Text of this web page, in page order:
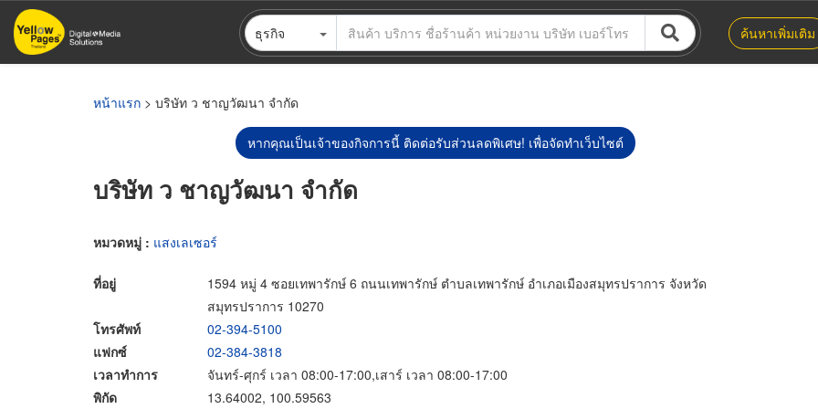
ข้าม
ไป
ธุรกิจ ค้นหาเพิ่มเติม
หน้าแรก > บริษัท ว ชาญวัฒนา จำกัด
หากคุณเป็นเจ้าของกิจการนี้ ติดต่อรับส่วนลดพิเศษ! เพื่อจัดทำเว็บไซต์
บริษัท ว ชาญวัฒนา จำกัด
หมวดหมู่ : แสงเลเซอร์
ที่อยู่
1594 หมู่ 4 ซอยเทพารักษ์ 6 ถนนเทพารักษ์ ตำบลเทพารักษ์ อำเภอเมืองสมุทรปราการ จังหวัด
สมุทรปราการ 10270
โทรศัพท์
02-394-5100
แฟกซ์
02-384-3818
เวลาทำการ
จันทร์-ศุกร์ เวลา 08:00-17:00,เสาร์ เวลา 08:00-17:00
พิกัด
13.64002, 100.59563